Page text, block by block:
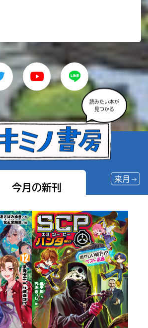
読みたい本が
見つかる
今月の新刊
来月